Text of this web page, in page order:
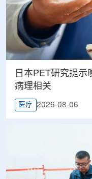
日本PET研究提示
病理相关
医疗 2026-08-06